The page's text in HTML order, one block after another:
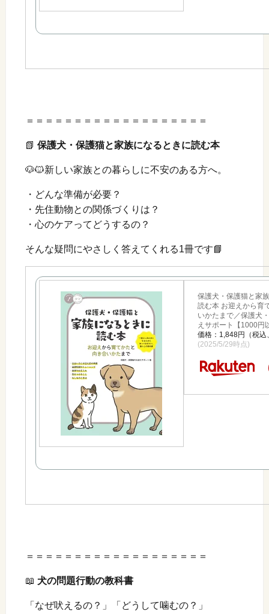
＝＝＝＝＝＝＝＝＝＝＝＝＝＝＝＝＝＝＝
📗 保護犬・保護猫と家族になるときに読む本
🐶🐱新しい家族との暮らしに不安のある方へ。
・どんな準備が必要？
・先住動物との関係づくりは？
・心のケアってどうするの？
そんな疑問にやさしく答えてくれる1冊です📘
保護犬・保護猫と家
読む本 お迎えから育
いかたまで／保護犬
えサポート【1000円
価格：1,848円（税込
(2025/5/29時点)
＝＝＝＝＝＝＝＝＝＝＝＝＝＝＝＝＝＝＝
📖 犬の問題行動の教科書
「なぜ吠えるの？」「どうして噛むの？」